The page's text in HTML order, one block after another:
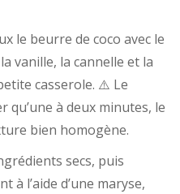
le beurre de coco avec le
vanille, la cannelle et la
casserole. ⚠️ Le
qu’une à deux minutes, le
bien homogène.
secs, puis
à l’aide d’une maryse,